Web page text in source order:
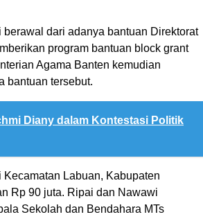
dari adanya bantuan Direktorat
program bantuan block grant
Agama Banten kemudian
bantuan tersebut.
Diany dalam Kontestasi Politik
Labuan, Kabupaten
Rp 90 juta. Ripai dan Nawawi
Sekolah dan Bendahara MTs